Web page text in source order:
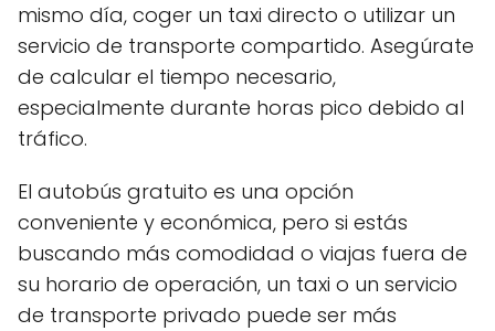
mismo día, coger un taxi directo o utilizar un
servicio de transporte compartido. Asegúrate
de calcular el tiempo necesario,
especialmente durante horas pico debido al
tráfico.
El autobús gratuito es una opción
conveniente y económica, pero si estás
buscando más comodidad o viajas fuera de
su horario de operación, un taxi o un servicio
de transporte privado puede ser más